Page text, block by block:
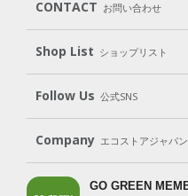
Goods （グッズ）
Gift set
CONTACT お問い合わせ
Shop List ショップリスト
Shop List
Follow Us 公式SNS
LINE＠
Company エコストアジャパ
会社案内 ご利用規
GO GREEN